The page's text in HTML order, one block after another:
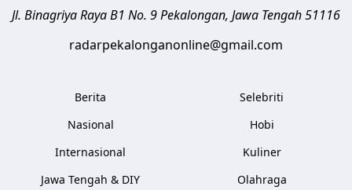
Jl. Binagriya Raya B1 No. 9Pekalongan, Jawa Tengah51116
radarpekalonganonline@gmail.com
Berita
Nasional
Internasional
Jawa Tengah & DIY
Selebriti
Hobi
Kuliner
Olahraga